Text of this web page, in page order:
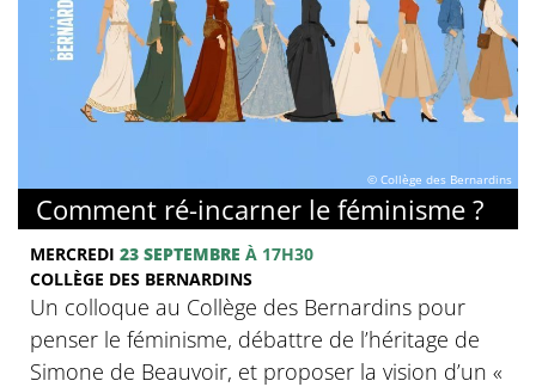
© Collège des Bernardins
Comment ré-incarner le féminisme ?
MERCREDI 23 SEPTEMBRE À 17H30
COLLÈGE DES BERNARDINS
Un colloque au Collège des Bernardins pour
penser le féminisme, débattre de l’héritage de
Simone de Beauvoir, et proposer la vision d’un «